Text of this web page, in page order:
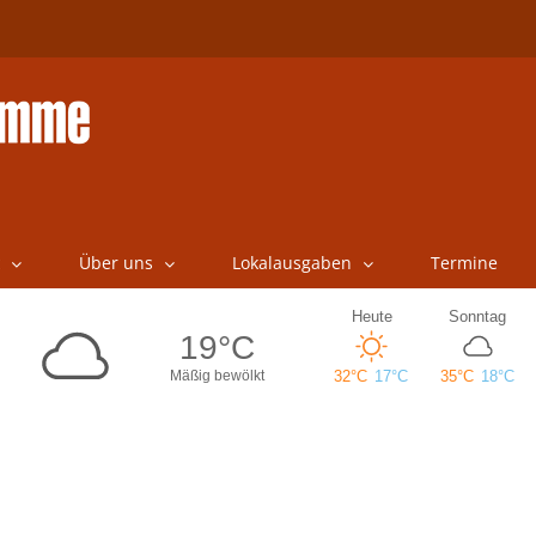
Über uns Lokalausgaben Termine